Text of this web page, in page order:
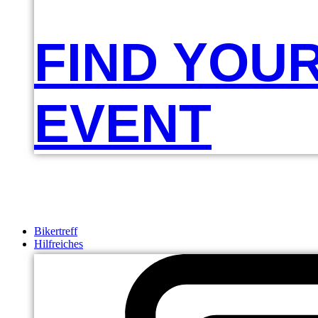
FIND
EVENT
Bikertreff
Hilfreiches